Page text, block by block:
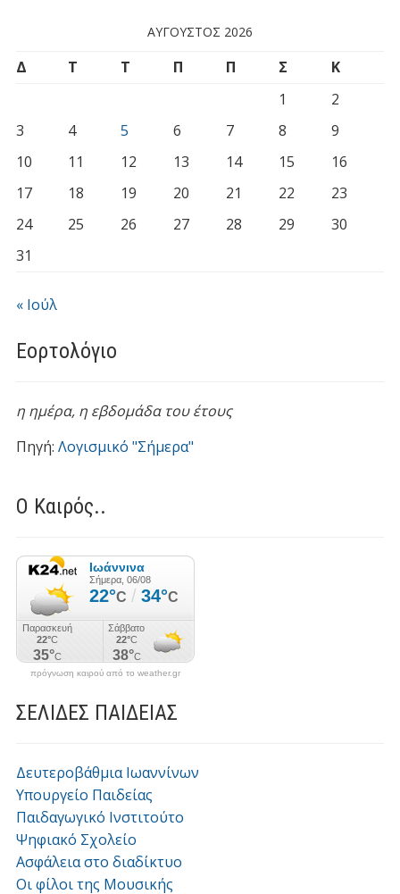
ΑΎΓΟΥΣΤΟΣ 2026
Δ Τ Τ Π Π Σ
Κ
1
2
3
4 5 6 7 8
9
10
11 12 13 14 15
16
17
18 19 20 21 22
23
24
25 26 27 28 29
30
31
« Ιούλ
Εορτολόγιο
η ημέρα, η εβδομάδα του έτους
Πηγή: Λογισμικό "Σήμερα"
Ο Καιρός..
πρόγνωση καιρού από το weather.gr
ΣΕΛΙΔΕΣ ΠΑΙΔΕΙΑΣ
Δευτεροβάθμια Ιωαννίνων
Υπουργείο Παιδείας
Παιδαγωγικό Ινστιτούτο
Ψηφιακό Σχολείο
Ασφάλεια στο διαδίκτυο
Οι φίλοι της Μουσικής